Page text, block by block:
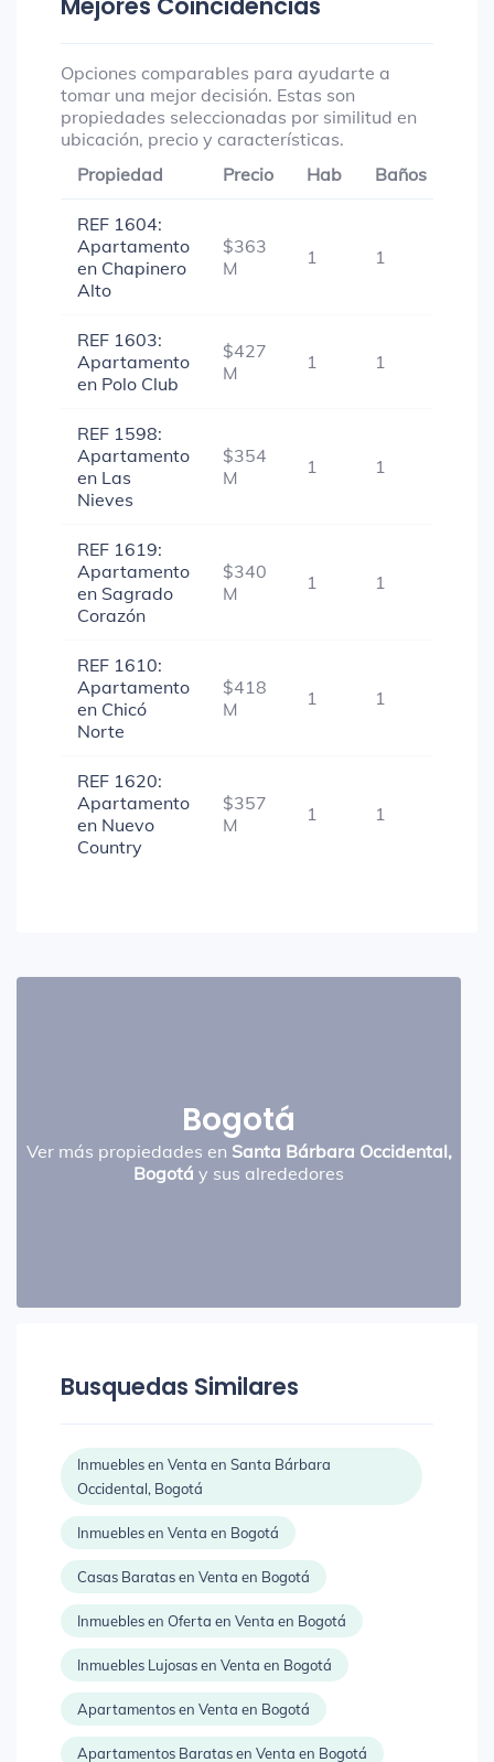
Mejores Coincidencias
Opciones comparables para ayudarte a
tomar una mejor decisión. Estas son
propiedades seleccionadas por similitud en
ubicación, precio y características.
Propiedad
Precio Hab Baños
REF 1604:
Apartamento
en Chapinero
Alto
$363
M
1 1
REF 1603:
Apartamento
en Polo Club
$427
M
1 1
REF 1598:
Apartamento
en Las
Nieves
$354
M
1 1
REF 1619:
Apartamento
en Sagrado
Corazón
$340
M
1 1
REF 1610:
Apartamento
en Chicó
Norte
$418
M
1 1
REF 1620:
Apartamento
en Nuevo
Country
$357
M
1 1
Bogotá
Ver más propiedades en Santa Bárbara Occidental,
Bogotá y sus alrededores
Busquedas Similares
Inmuebles en Venta en Santa Bárbara
Occidental, Bogotá
Inmuebles en Venta en Bogotá
Casas Baratas en Venta en Bogotá
Inmuebles en Oferta en Venta en Bogotá
Inmuebles Lujosas en Venta en Bogotá
Apartamentos en Venta en Bogotá
Apartamentos Baratas en Venta en Bogotá